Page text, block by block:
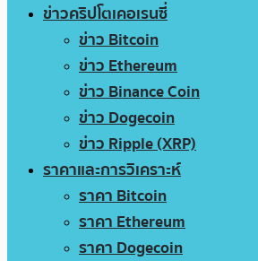
ข่าวคริปโตเคอเรนซี่
ข่าว Bitcoin
ข่าว Ethereum
ข่าว Binance Coin
ข่าว Dogecoin
ข่าว Ripple (XRP)
ราคาและการวิเคราะห์
ราคา Bitcoin
ราคา Ethereum
ราคา Dogecoin